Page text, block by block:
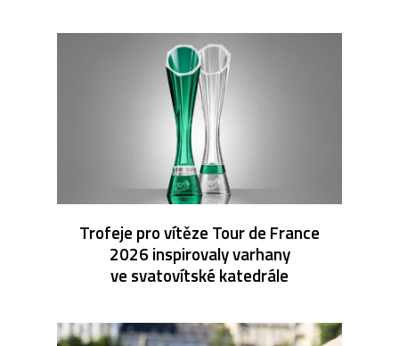
Trofeje pro vítěze Tour de France
2026 inspirovaly varhany
ve svatovítské katedrále